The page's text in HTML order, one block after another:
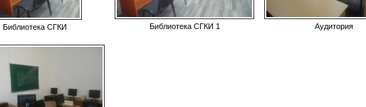
Библиотека СГКИ Библиотека СГКИ 1 Аудитория